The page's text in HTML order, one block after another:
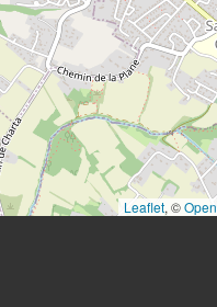
Leaflet, ©